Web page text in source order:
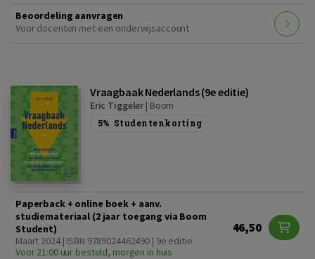
Beoordeling aanvragen
Voor docenten met een onderwijsaccount
Vraagbaak Nederlands (9e editie)
Eric Tiggeler | Boom
5% Studentenkorting
Paperback + online boek + aanv.
studiemateriaal (2 jaar toegang via Boom
Student)
Maart 2024 | ISBN 9789024462490 | 9e editie
Voor 21:00 uur besteld, morgen in huis
46,50